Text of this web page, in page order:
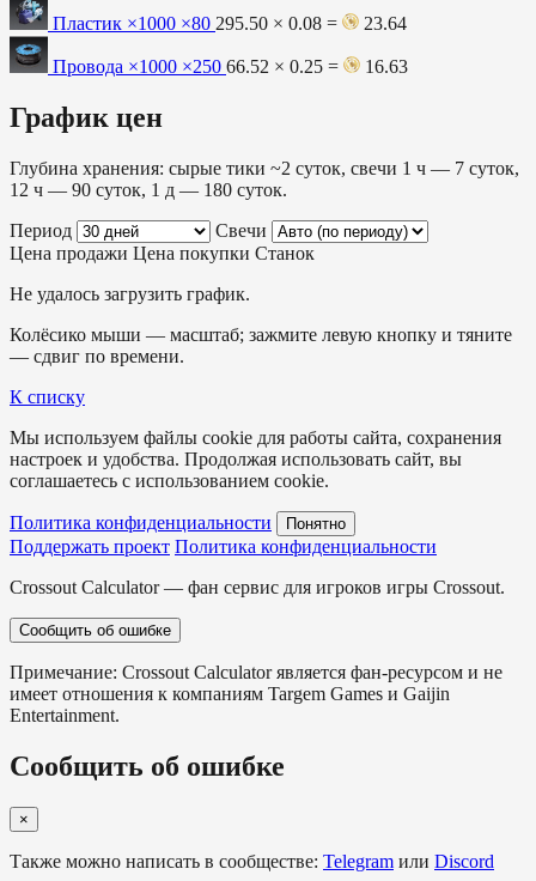
Пластик ×1000 ×80 295.50 × 0.08 = 23.64
Провода ×1000 ×250 66.52 × 0.25 = 16.63
График цен
Глубина хранения: сырые тики ~2 суток, свечи 1 ч — 7 суток,
12 ч — 90 суток, 1 д — 180 суток.
Период
Свечи
Цена продажи Цена покупки Станок
Не удалось загрузить график.
Колёсико мыши — масштаб; зажмите левую кнопку и тяните
— сдвиг по времени.
К списку
Мы используем файлы cookie для работы сайта, сохранения
настроек и удобства. Продолжая использовать сайт, вы
соглашаетесь с использованием cookie.
Политика конфиденциальности Понятно
Поддержать проект Политика конфиденциальности
Crossout Calculator — фан сервис для игроков игры Crossout.
Сообщить об ошибке
Примечание: Crossout Calculator является фан-ресурсом и не
имеет отношения к компаниям Targem Games и Gaijin
Entertainment.
Сообщить об ошибке
×
Также можно написать в сообществе: Telegram или Discord